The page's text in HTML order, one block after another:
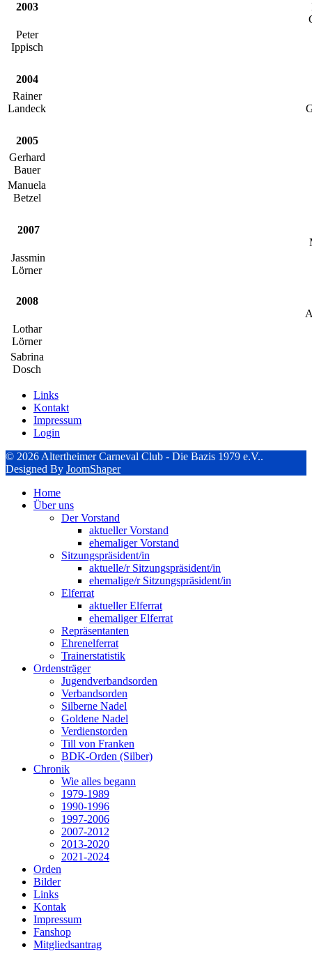
2003
Peter
Ippisch
2004
Rainer
Landeck
2005
Gerhard
Bauer
Manuela
Betzel
2007
Jassmin
Lörner
2008
Lothar
Lörner
Sabrina
Dosch
Links
Kontakt
Impressum
Login
© 2026 Altertheimer Carneval Club - Die Bazis 1979 e.V..
Designed By JoomShaper
Home
Über uns
Der Vorstand
aktueller Vorstand
ehemaliger Vorstand
Sitzungspräsident/in
aktuelle/r Sitzungspräsident/in
ehemalige/r Sitzungspräsident/in
Elferrat
aktueller Elferrat
ehemaliger Elferrat
Repräsentanten
Ehrenelferrat
Trainerstatistik
Ordensträger
Jugendverbandsorden
Verbandsorden
Silberne Nadel
Goldene Nadel
Verdienstorden
Till von Franken
BDK-Orden (Silber)
Chronik
Wie alles begann
1979-1989
1990-1996
1997-2006
2007-2012
2013-2020
2021-2024
Orden
Bilder
Links
Kontak
Impressum
Fanshop
Mitgliedsantrag